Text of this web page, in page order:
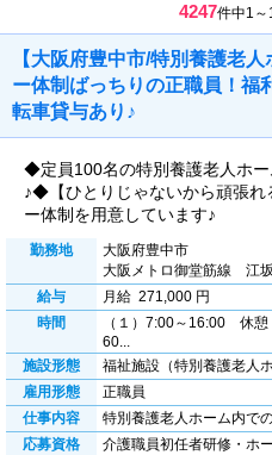
4247件中1～
【大阪府豊中市/特別養護老
ー体制ばっちりの正職員！福
転車貸与あり♪
◆定員100名の特別養護老人ホ
♪◆【ひとりじゃないから頑張れ
ー体制を用意しています♪
勤務地
大阪府豊中市
大阪メトロ御堂筋線 江
給与
月給 271,000 円
時間
（１）7:00～16:00 休
60...
施設形態
福祉施設（特別養護老人ホ
雇用形態
正職員
仕事内容
特別養護老人ホーム内で
応募資格
介護職員初任者研修・ホ